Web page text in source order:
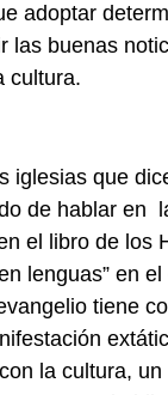
adoptar
las buenas
cultura.
iglesias que
de hablar en
el libro de los
lenguas” en
tiene
la cultura,